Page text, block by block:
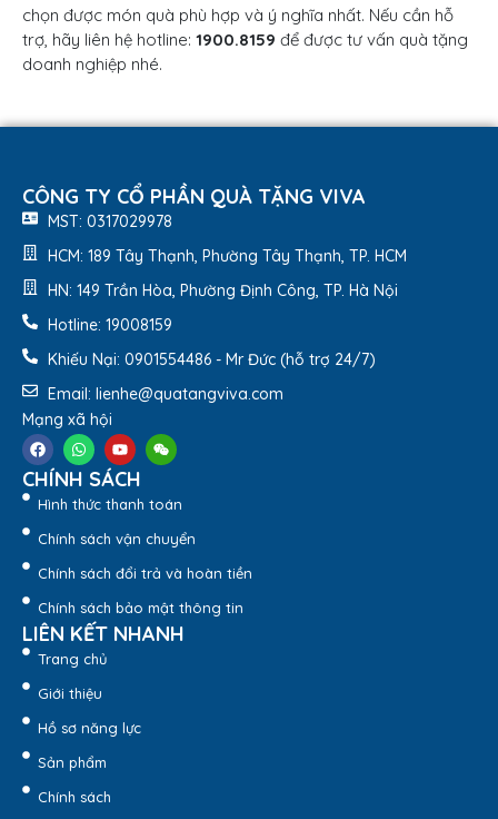
chọn được món quà phù hợp và ý nghĩa nhất. Nếu cần hỗ
trợ, hãy liên hệ hotline: 1900.8159 để được tư vấn quà tặng
doanh nghiệp nhé.
CÔNG TY CỔ PHẦN QUÀ TẶNG VIVA
MST: 0317029978
HCM: 189 Tây Thạnh, Phường Tây Thạnh, TP. HCM
HN: 149 Trần Hòa, Phường Định Công, TP. Hà Nội
Hotline: 19008159
Khiếu Nại: 0901554486 - Mr Đức (hỗ trợ 24/7)
Email: lienhe@quatangviva.com
Mạng xã hội
CHÍNH SÁCH
Hình thức thanh toán
Chính sách vận chuyển
Chính sách đổi trả và hoàn tiền
Chính sách bảo mật thông tin
LIÊN KẾT NHANH
Trang chủ
Giới thiệu
Hồ sơ năng lực
Sản phẩm
Chính sách